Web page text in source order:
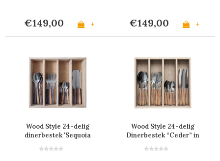
€149,00 + €149,00 +
Wood Style 24-delig
dinerbestek 'Sequoia
Wood Style 24-delig
Dinerbestek “Ceder” in